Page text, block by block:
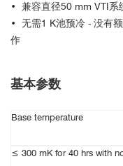
• 兼容直径50 mm VTI系
• 无需1 K池预冷 - 没有
作
基本参数
Base temperature
≤ 300 mK for 40 hrs with